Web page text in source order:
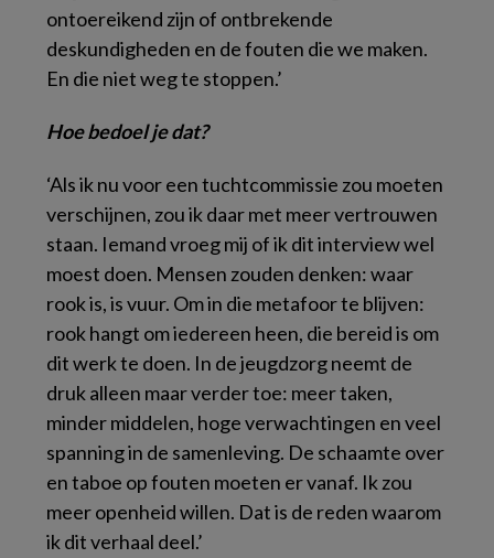
ontoereikend zijn of ontbrekende
deskundigheden en de fouten die we maken.
En die niet weg te stoppen.’
Hoe bedoel je dat?
‘Als ik nu voor een tuchtcommissie zou moeten
verschijnen, zou ik daar met meer vertrouwen
staan. Iemand vroeg mij of ik dit interview wel
moest doen. Mensen zouden denken: waar
rook is, is vuur. Om in die metafoor te blijven:
rook hangt om iedereen heen, die bereid is om
dit werk te doen. In de jeugdzorg neemt de
druk alleen maar verder toe: meer taken,
minder middelen, hoge verwachtingen en veel
spanning in de samenleving. De schaamte over
en taboe op fouten moeten er vanaf. Ik zou
meer openheid willen. Dat is de reden waarom
ik dit verhaal deel.’